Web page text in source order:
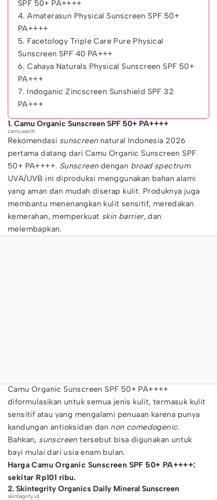
SPF 50+ PA++++
4. Amaterasun Physical Sunscreen SPF 50+
PA++++
5. Facetology Triple Care Pure Physical
Sunscreen SPF 40 PA+++
6. Cahaya Naturals Physical Sunscreen SPF 50+
PA+++
7. Indoganic Zincscreen Sunshield SPF 32
PA+++
1. Camu Organic Sunscreen SPF 50+ PA++++
camu.earth
Rekomendasi sunscreen natural Indonesia 2026
pertama datang dari Camu Organic Sunscreen SPF
50+ PA++++. Sunscreen dengan broad spectrum
UVA/UVB ini diproduksi menggunakan bahan alami
yang aman dan mudah diserap kulit. Produknya juga
membantu menenangkan kulit sensitif, meredakan
kemerahan, memperkuat skin barrier,dan
melembapkan.
Camu Organic Sunscreen SPF 50+ PA++++
diformulasikan untuk semua jenis kulit, termasuk kulit
sensitif atau yang mengalami penuaan karena punya
kandungan antioksidan dan non comedogenic.
Bahkan, sunscreentersebut bisa digunakan untuk
bayi mulai dari usia enam bulan.
Harga Camu Organic Sunscreen SPF 50+ PA++++:
sekitar Rp101 ribu.
2. Skintegrity Organics Daily Mineral Sunscreen
skintegrity.id